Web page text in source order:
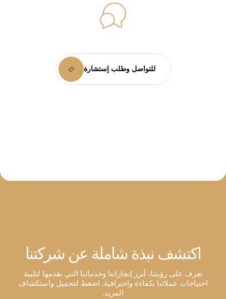
للتواصل وطلب إستشارة
اكتشف نبذة شاملة عن شركتنا
تعرف على رؤيتنا، أبرز إنجازاتنا وخدماتنا التي نقدمها لتلبية
احتياجات عملائنا بكفاءة واحترافية. اضغط لتحميل واستكشاف
المزيد.